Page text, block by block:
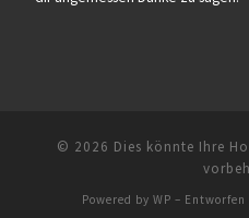
© 2026 Dies könnte Ihre
Powered by WP – Entworfen